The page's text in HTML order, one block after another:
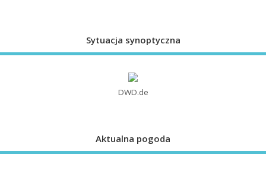
Sytuacja synoptyczna
DWD.de
Aktualna pogoda